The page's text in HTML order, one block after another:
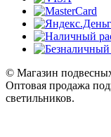
© Магазин
Оптовая продажа
светильников.